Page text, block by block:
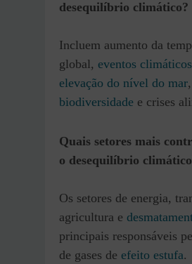
desequilíbrio climático?
Incluem aumento da
global, eventos
elevação do nível do mar,
biodiversidade e crises
Quais setores mais
o desequilíbrio
Os setores de energia,
agricultura e
principais responsáveis
de gases de efeito estufa.